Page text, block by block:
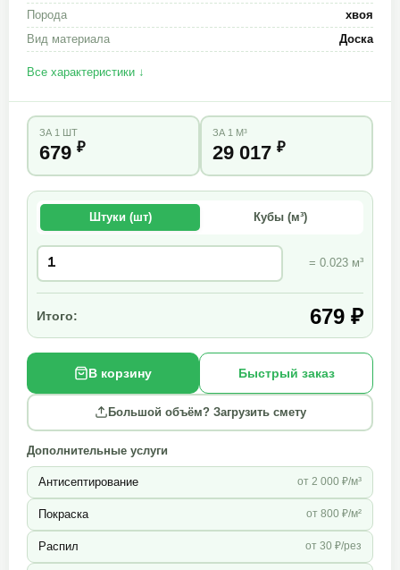
Порода
хвоя
Вид материала
Доска
Все характеристики ↓
ЗА 1 ШТ
679 ₽
ЗА 1 М³
29 017 ₽
Штуки (шт) Кубы (м³)
= 0.023 м³
Итого: 679 ₽
В корзину Быстрый заказ
Большой объём? Загрузить смету
Дополнительные услуги
Антисептирование от 2 000 ₽/м³
Покраска от 800 ₽/м²
Распил от 30 ₽/рез